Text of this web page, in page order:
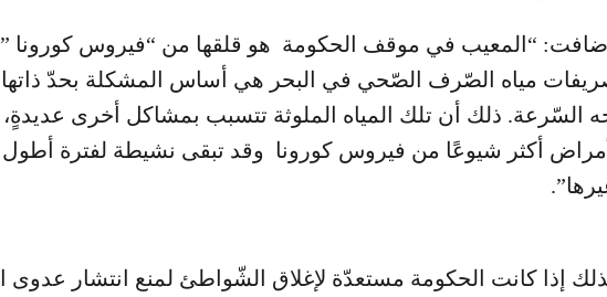
“المعيب في موقف الحكومة هو قلقها من “فيروس كورونا
مياه الصّرف الصّحي في البحر هي أساس المشكلة بحدّ
السّرعة. ذلك أن تلك المياه الملوثة تتسبب بمشاكل أخرى
أكثر شيوعًا من فيروس كورونا وقد تبقى نشيطة لفترة أطول
إذا كانت الحكومة مستعدّة لإغلاق الشّواطئ لمنع انتشار عدوى